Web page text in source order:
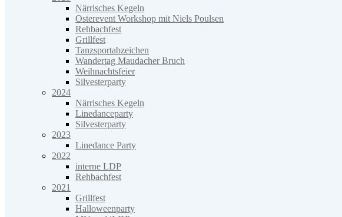
Närrisches Kegeln
Osterevent Workshop mit Niels Poulsen
Rehbachfest
Grillfest
Tanzsportabzeichen
Wandertag Maudacher Bruch
Weihnachtsfeier
Silvesterparty
2024
Närrisches Kegeln
Linedanceparty
Silvesterparty
2023
Linedance Party
2022
interne LDP
Rehbachfest
2021
Grillfest
Halloweenparty